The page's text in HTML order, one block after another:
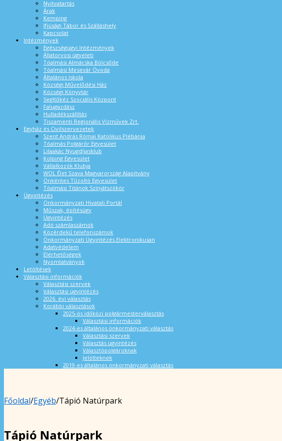
Nyitvatartás
Árak
Kemping
Ifjúsági Tábor és Szálláshely
Kapcsolat
Intézmények
Egészségügyi Intézmények
Állatorvosi ügyeleti
Tóalmási Almácska Bölcsőde
Tóalmási Mesevár Óvoda
Általános Iskola
Községi Művelődési Ház
Községi Könyvtár
Segítőkéz Szociális Központ
Falugazdász
Hulladékszállítás
Tiszamenti Regionális Vízművek Zrt.
Egyház és Civilszervezetek
Szent András Római Katolikus Plébánia
Tóalmás Polgárőr Egyesület
Lilaakác Nyugdíjasklub
Kolping Egyesület
Vállalkozók Klubja
WOL Élet Szava Magyarország Alapítvány
Önkéntes Tűzoltó Egyesület
Tóalmási Titánok Színjátszókör
Ügyintézés
Önkormányzati Hivatali Portál
Műszak, építésügy
Ügyintézés
Adó számlaszámok
Közérdekű telefonszámok
Önkormányzati Ügyintézés Elektronikusan
Adatvédelem
Elérhetőségek
Nyomtatványok
Letöltések
Választási információk
Választási szervek
Választási ügyintézés
2026. évi választás
Korábbi választások
2025-ös időközi polgármesterválasztás
Választási információk
2024-es általános önkormányzati választás
Választási szervek
Választás ügyintézés
Választópolgároknak
Jelölteknek
2019-es általános önkormányzati választás
Főoldal/Egyéb/Tápió Natúrpark
Tápió Natúrpark